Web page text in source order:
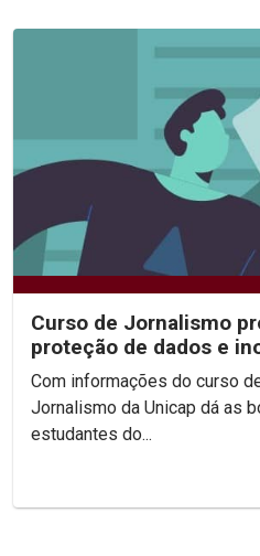
Curso de Jornalismo
proteção de dados e
Com informações do curso de
Jornalismo da Unicap dá as
estudantes do...